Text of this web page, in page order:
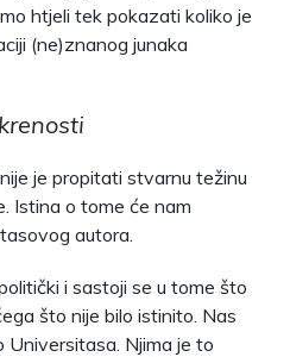
htjeli tek pokazati koliko je
(ne)znanog junaka
je propitati stvarnu težinu
Istina o tome će nam
autora.
i sastoji se u tome što
što nije bilo istinito. Nas
Njima je to